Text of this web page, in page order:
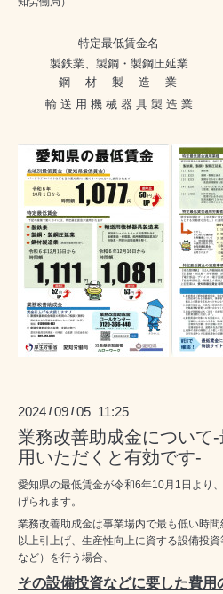
特定最低賃金名
製鉄業、製鋼・製鋼圧延業
鋼 材 製 造 業
輸 送 用 機 械 器 具 製 造 業
2024 /09 /05 11:25
業務改善助成金について
用いただくと有効です-
愛知県の最低賃金が令和6年10月1日より
げられます。
業務改善助成金は事業場内で最も低い時
以上引上げ、生産性向上に資する設備投
など）を行う場合、
その設備投資などに要した費用